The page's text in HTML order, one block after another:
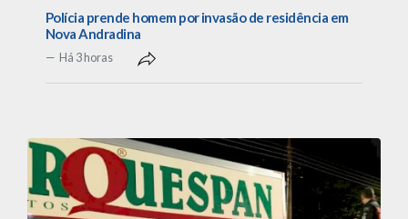
Polícia prende homem por invasão de residência em
Nova Andradina
Há 3 horas